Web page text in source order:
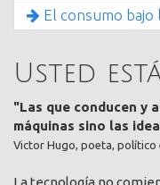
El consumo
Usted
"Las que conducen y
máquinas sino las
Victor Hugo, poeta, político